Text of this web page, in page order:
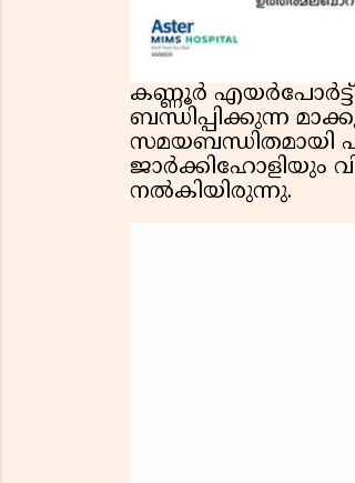
കണ്ണൂർ എയർപോർട്ട്
ബന്ധിപ്പിക്കുന്ന
സമയബന്ധിതമായി
ജാർക്കിഹോളിയും
നൽകിയിരുന്നു.